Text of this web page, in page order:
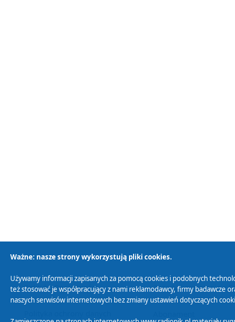
Polityka Prywatności Zasady korzystania z
Ważne: nasze strony wykorzystują pliki cookies.
Używamy informacji zapisanych za pomocą cookies i podobnych
też stosować je współpracujący z nami reklamodawcy, firmy badawcze
naszych serwisów internetowych bez zmiany ustawień dotyczących